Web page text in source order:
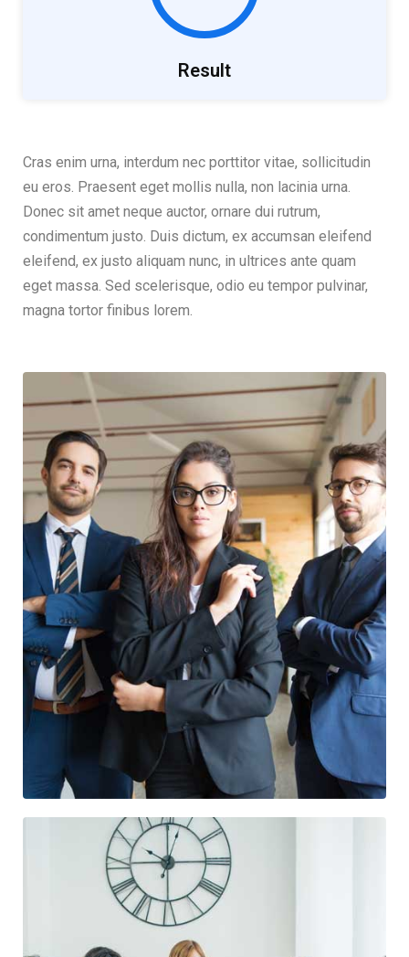
Result
Cras enim urna, interdum nec porttitor vitae, sollicitudin
eu eros. Praesent eget mollis nulla, non lacinia urna.
Donec sit amet neque auctor, ornare dui rutrum,
condimentum justo. Duis dictum, ex accumsan eleifend
eleifend, ex justo aliquam nunc, in ultrices ante quam
eget massa. Sed scelerisque, odio eu tempor pulvinar,
magna tortor finibus lorem.